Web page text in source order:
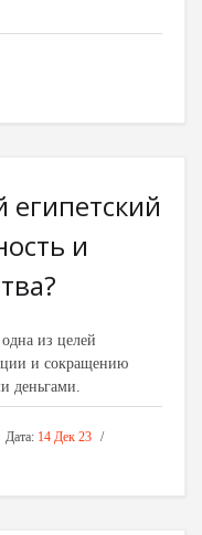
египетский
и
из целей
и сокращению
деньгами.
Дата: 14 Дек 23